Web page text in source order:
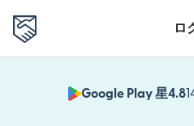
ロ
Google Play 星4.8